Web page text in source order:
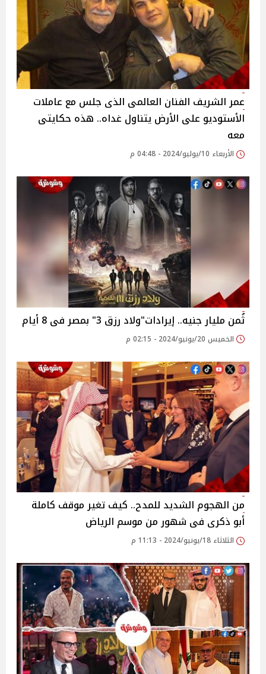
عمر الشريف الفنان العالمى الذى جلس مع عاملات
الأستوديو على الأرض يتناول غداه.. هذه حكايتى
معه
الأربعاء 10/يوليو/2024 - 04:48 م
ثُمن مليار جنيه.. إيرادات"ولاد رزق 3" بمصر فى 8 أيام
الخميس 20/يونيو/2024 - 02:15 م
من الهجوم الشديد للمدح.. كيف تغير موقف كاملة
أبو ذكرى فى شهور من موسم الرياض
الثلاثاء 18/يونيو/2024 - 11:13 م